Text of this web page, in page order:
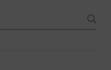
variations.